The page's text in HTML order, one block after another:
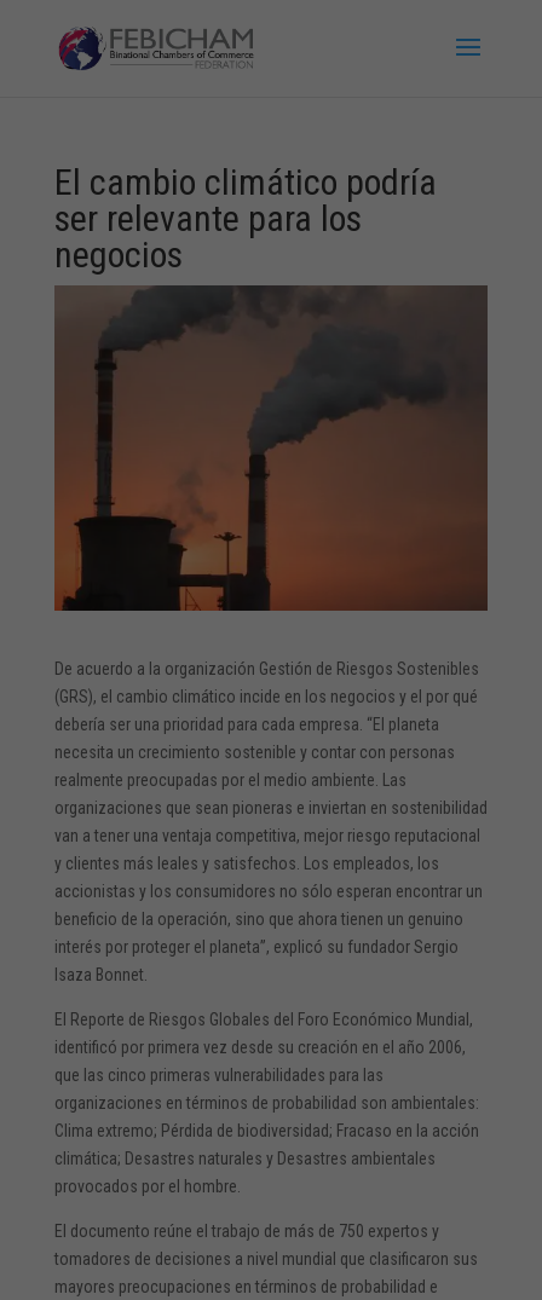
El cambio climático podría
ser relevante para los
negocios
De acuerdo a la organización Gestión de Riesgos Sostenibles
(GRS), el cambio climático incide en los negocios y el por qué
debería ser una prioridad para cada empresa. “El planeta
necesita un crecimiento sostenible y contar con personas
realmente preocupadas por el medio ambiente. Las
organizaciones que sean pioneras e inviertan en sostenibilidad
van a tener una ventaja competitiva, mejor riesgo reputacional
y clientes más leales y satisfechos. Los empleados, los
accionistas y los consumidores no sólo esperan encontrar un
beneficio de la operación, sino que ahora tienen un genuino
interés por proteger el planeta”, explicó su fundador Sergio
Isaza Bonnet.
El Reporte de Riesgos Globales del Foro Económico Mundial,
identificó por primera vez desde su creación en el año 2006,
que las cinco primeras vulnerabilidades para las
organizaciones en términos de probabilidad son ambientales:
Clima extremo; Pérdida de biodiversidad; Fracaso en la acción
climática; Desastres naturales y Desastres ambientales
provocados por el hombre.
El documento reúne el trabajo de más de 750 expertos y
tomadores de decisiones a nivel mundial que clasificaron sus
mayores preocupaciones en términos de probabilidad e